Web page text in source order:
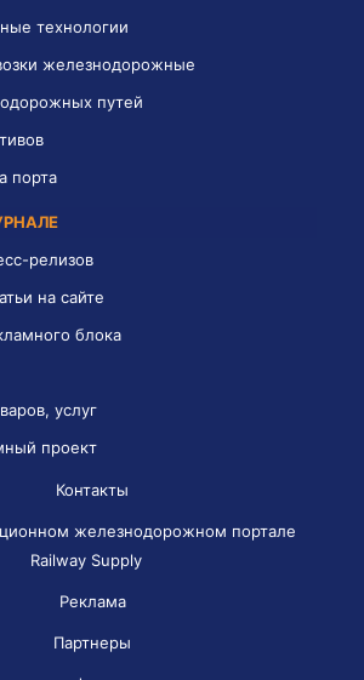
технологии
железнодорожные
путей
порта
релизов
на сайте
блока
услуг
проект
Контакты
железнодорожном портале
Railway Supply
Реклама
Партнеры